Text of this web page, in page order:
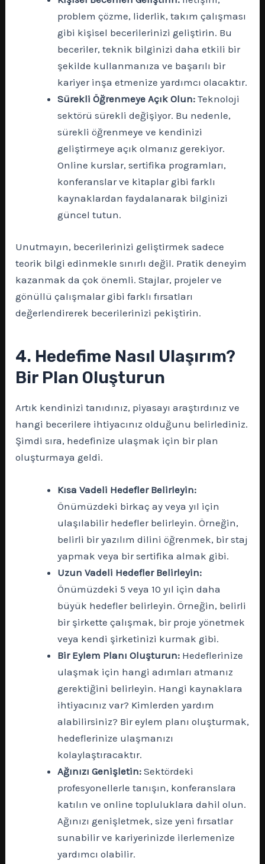
problem çözme, liderlik, takım çalışması
gibi kişisel becerilerinizi geliştirin. Bu
beceriler, teknik bilginizi daha etkili bir
şekilde kullanmanıza ve başarılı bir
kariyer inşa etmenize yardımcı olacaktır.
Sürekli Öğrenmeye Açık Olun: Teknoloji
sektörü sürekli değişiyor. Bu nedenle,
sürekli öğrenmeye ve kendinizi
geliştirmeye açık olmanız gerekiyor.
Online kurslar, sertifika programları,
konferanslar ve kitaplar gibi farklı
kaynaklardan faydalanarak bilginizi
güncel tutun.
Unutmayın, becerilerinizi geliştirmek sadece
teorik bilgi edinmekle sınırlı değil. Pratik deneyim
kazanmak da çok önemli. Stajlar, projeler ve
gönüllü çalışmalar gibi farklı fırsatları
değerlendirerek becerilerinizi pekiştirin.
4. Hedefime Nasıl Ulaşırım?
Bir Plan Oluşturun
Artık kendinizi tanıdınız, piyasayı araştırdınız ve
hangi becerilere ihtiyacınız olduğunu belirlediniz.
Şimdi sıra, hedefinize ulaşmak için bir plan
oluşturmaya geldi.
Kısa Vadeli Hedefler Belirleyin:
Önümüzdeki birkaç ay veya yıl için
ulaşılabilir hedefler belirleyin. Örneğin,
belirli bir yazılım dilini öğrenmek, bir staj
yapmak veya bir sertifika almak gibi.
Uzun Vadeli Hedefler Belirleyin:
Önümüzdeki 5 veya 10 yıl için daha
büyük hedefler belirleyin. Örneğin, belirli
bir şirkette çalışmak, bir proje yönetmek
veya kendi şirketinizi kurmak gibi.
Bir Eylem Planı Oluşturun: Hedeflerinize
ulaşmak için hangi adımları atmanız
gerektiğini belirleyin. Hangi kaynaklara
ihtiyacınız var? Kimlerden yardım
alabilirsiniz? Bir eylem planı oluşturmak,
hedeflerinize ulaşmanızı
kolaylaştıracaktır.
Ağınızı Genişletin: Sektördeki
profesyonellerle tanışın, konferanslara
katılın ve online topluluklara dahil olun.
Ağınızı genişletmek, size yeni fırsatlar
sunabilir ve kariyerinizde ilerlemenize
yardımcı olabilir.